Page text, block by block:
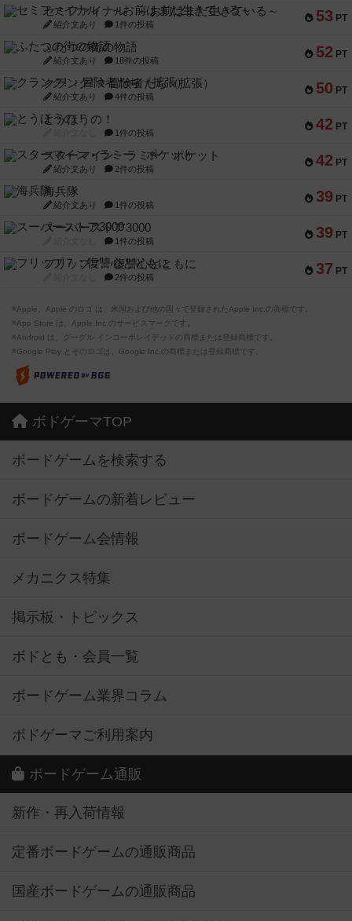
53 PT
セミファイナル ～お前はまだ生きている～
紹介文あり 1件の投稿
52 PT
ふたつの街の物語
紹介文あり 18件の投稿
50 PT
クランク! ：冒険者たち（拡張）
紹介文あり 4件の投稿
42 PT
とうほうの！
1件の投稿
42 PT
スターマイン・ラミー ポケット
紹介文あり 2件の投稿
39 PT
海兵隊
紹介文あり 1件の投稿
39 PT
スーパーストア3000
1件の投稿
37 PT
フリップ７：復讐心とともに
2件の投稿
※Apple、Apple のロゴ は、米国および他の国々で登録されたApple Inc.の商標です。
※App Store は、Apple Inc.のサービスマークです。
※Android は、グーグル インコーポレイテッドの商標または登録商標です。
※Google Play とそのロゴは、Google Inc.の商標または登録商標です。
ボドゲーマTOP
ボードゲームを検索する
ボードゲームの新着レビュー
ボードゲーム会情報
メカニクス特集
掲示板・トピックス
ボドとも・会員一覧
ボードゲーム業界コラム
ボドゲーマご利用案内
ボードゲーム通販
新作・再入荷情報
定番ボードゲームの通販商品
国産ボードゲームの通販商品